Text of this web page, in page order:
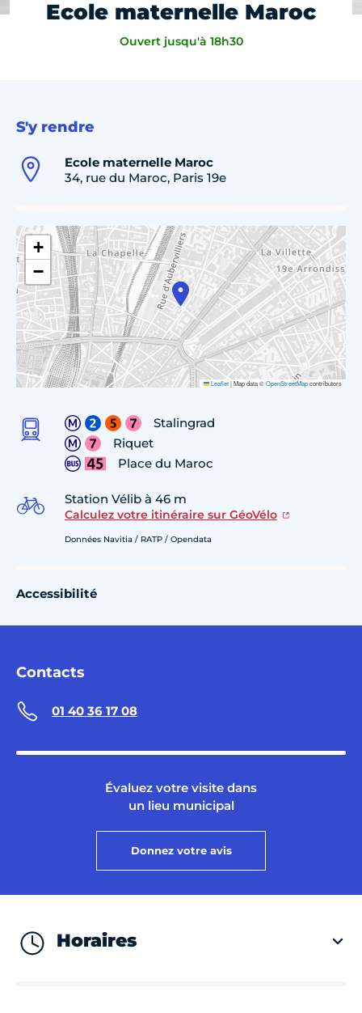
Ecole maternelle Maroc
Ouvert jusqu'à 18h30
S'y rendre
Ecole maternelle Maroc
34, rue du Maroc, Paris 19e
+
−
Leaflet|Map data ©OpenStreetMapcontributors
Stalingrad
Riquet
Place du Maroc
Station Vélib à 46 m
Calculez votre itinéraire sur GéoVélo
Données Navitia / RATP / Opendata
Accessibilité
Contacts
01 40 36 17 08
Évaluez votre visite dans
un lieu municipal
Donnez votre avis
Horaires